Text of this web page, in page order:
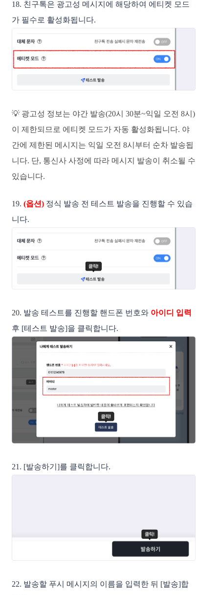
18. 친구톡은 광고성 메시지에 해당하여 에티켓 모드
가 필수로 활성화됩니다.
💡 광고성 정보는 야간 발송(20시 30분~익일 오전 8시)
이 제한되므로 에티켓 모드가 자동 활성화됩니다. 야
간에 제한된 메시지는 익일 오전 8시부터 순차 발송됩
니다. 단, 통신사 사정에 따라 메시지 발송이 취소될 수
있습니다.
19. (옵션) 정식 발송 전 테스트 발송을 진행할 수 있습
니다.
20. 발송 테스트를 진행할 핸드폰 번호와 아이디 입력
후 [테스트 발송]을 클릭합니다.
21. [발송하기]를 클릭합니다.
22. 발송할 푸시 메시지의 이름을 입력한 뒤 [발송]합